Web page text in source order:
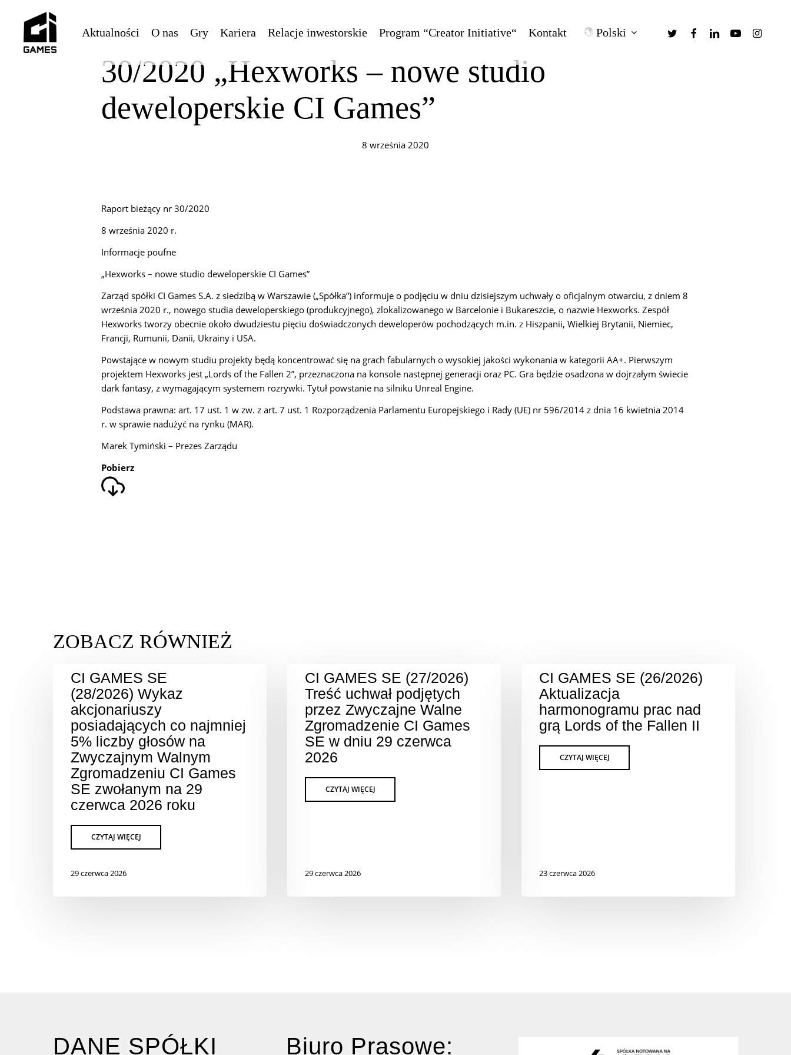
content
Aktualności O nas Gry Kariera Relacje inwestorskie Program “Creator Initiative“ Kontakt Polski twitterfacebooklinkedinyoutube
30/2020 „Hexworks – nowe studio
deweloperskie CI Games”
8 września 2020
Raport bieżący nr 30/2020
8 września 2020 r.
Informacje poufne
„Hexworks – nowe studio deweloperskie CI Games”
Zarząd spółki CI Games S.A. z siedzibą w Warszawie („Spółka”) informuje o podjęciu w dniu dzisiejszym uchwały o oficjalnym otwarciu, z dniem 8
września 2020 r., nowego studia deweloperskiego (produkcyjnego), zlokalizowanego w Barcelonie i Bukareszcie, o nazwie Hexworks. Zespół
Hexworks tworzy obecnie około dwudziestu pięciu doświadczonych deweloperów pochodzących m.in. z Hiszpanii, Wielkiej Brytanii, Niemiec,
Francji, Rumunii, Danii, Ukrainy i USA.
Powstające w nowym studiu projekty będą koncentrować się na grach fabularnych o wysokiej jakości wykonania w kategorii AA+. Pierwszym
projektem Hexworks jest „Lords of the Fallen 2”, przeznaczona na konsole następnej generacji oraz PC. Gra będzie osadzona w dojrzałym świecie
dark fantasy, z wymagającym systemem rozrywki. Tytuł powstanie na silniku Unreal Engine.
Podstawa prawna: art. 17 ust. 1 w zw. z art. 7 ust. 1 Rozporządzenia Parlamentu Europejskiego i Rady (UE) nr 596/2014 z dnia 16 kwietnia 2014
r. w sprawie nadużyć na rynku (MAR).
Marek Tymiński – Prezes Zarządu
Pobierz
CI GAMES SE
(28/2026) Wykaz
akcjonariuszy
posiadających co najmniej
5% liczby głosów na
Zwyczajnym Walnym
Zgromadzeniu CI Games
SE zwołanym na 29
czerwca 2026 roku
29 czerwca 2026
CI GAMES SE (27/2026)
Treść uchwał podjętych
przez Zwyczajne Walne
Zgromadzenie CI Games
SE w dniu 29 czerwca
2026
29 czerwca 2026
CI GAMES SE (26/2026)
Aktualizacja
harmonogramu prac nad
grą Lords of the Fallen II
23 czerwca 2026
DANE SPÓŁKI Biuro Prasowe: